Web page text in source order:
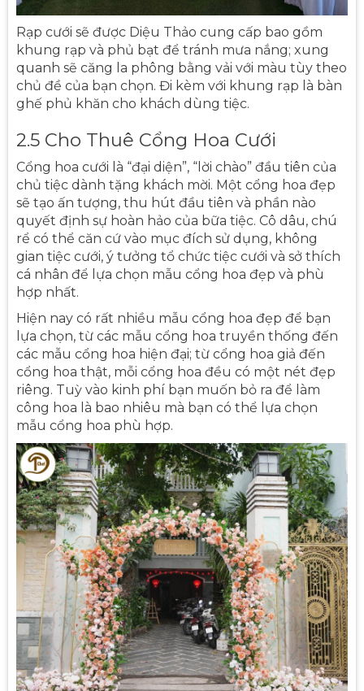
Rạp cưới sẽ được Diệu Thảo cung cấp bao gồm
khung rạp và phủ bạt để tránh mưa nắng; xung
quanh sẽ căng la phông bằng vải với màu tùy theo
chủ đề của bạn chọn. Đi kèm với khung rạp là bàn
ghế phủ khăn cho khách dùng tiệc.
2.5 Cho Thuê Cổng Hoa Cưới
Cổng hoa cưới là “đại diện”, “lời chào” đầu tiên của
chủ tiệc dành tặng khách mời. Một cổng hoa đẹp
sẽ tạo ấn tượng, thu hút đầu tiên và phần nào
quyết định sự hoàn hảo của bữa tiệc. Cô dâu, chú
rể có thể căn cứ vào mục đích sử dụng, không
gian tiệc cưới, ý tưởng tổ chức tiệc cưới và sở thích
cá nhân để lựa chọn mẫu cổng hoa đẹp và phù
hợp nhất.
Hiện nay có rất nhiều mẫu cổng hoa đẹp để bạn
lựa chọn, từ các mẫu cổng hoa truyền thống đến
các mẫu cổng hoa hiện đại; từ cổng hoa giả đến
cổng hoa thật, mỗi cổng hoa đều có một nét đẹp
riêng. Tuỳ vào kinh phí bạn muốn bỏ ra để làm
công hoa là bao nhiêu mà bạn có thể lựa chọn
mẫu cổng hoa phù hợp.